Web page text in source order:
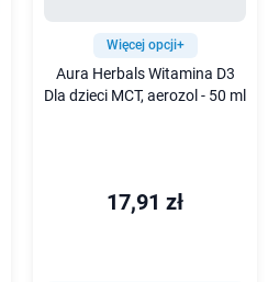
Więcej opcji+
Aura Herbals Witamina D3
Dla dzieci MCT, aerozol - 50 ml
17,91 zł